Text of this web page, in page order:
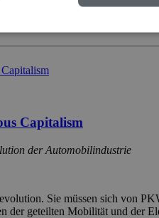
Capitalism
der Automobilindustrie
Sie müssen sich von
der geteilten Mobilität und der